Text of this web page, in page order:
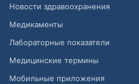
Новости здравоохранения
Медикаменты
Лабораторные показатели
Медицинские термины
Мобильные приложения